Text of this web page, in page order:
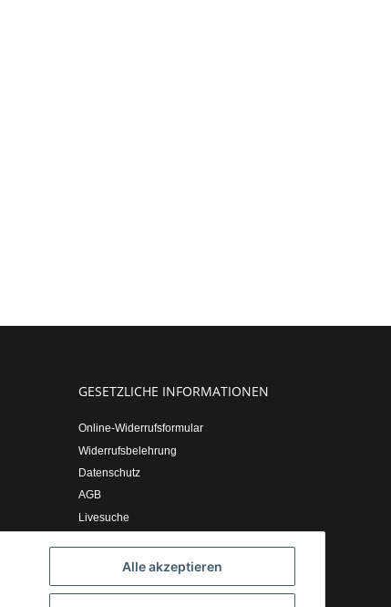
Alle akzeptieren
GESETZLICHE INFORMATIONEN
Online-Widerrufsformular
Widerrufsbelehrung
Datenschutz
AGB
Livesuche
Impressum